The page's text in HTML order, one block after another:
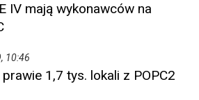
IV mają wykonawców na
10:46
prawie 1,7 tys. lokali z POPC2